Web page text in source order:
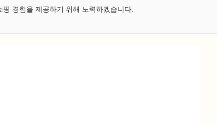
경험을 제공하기 위해 노력하겠습니다.